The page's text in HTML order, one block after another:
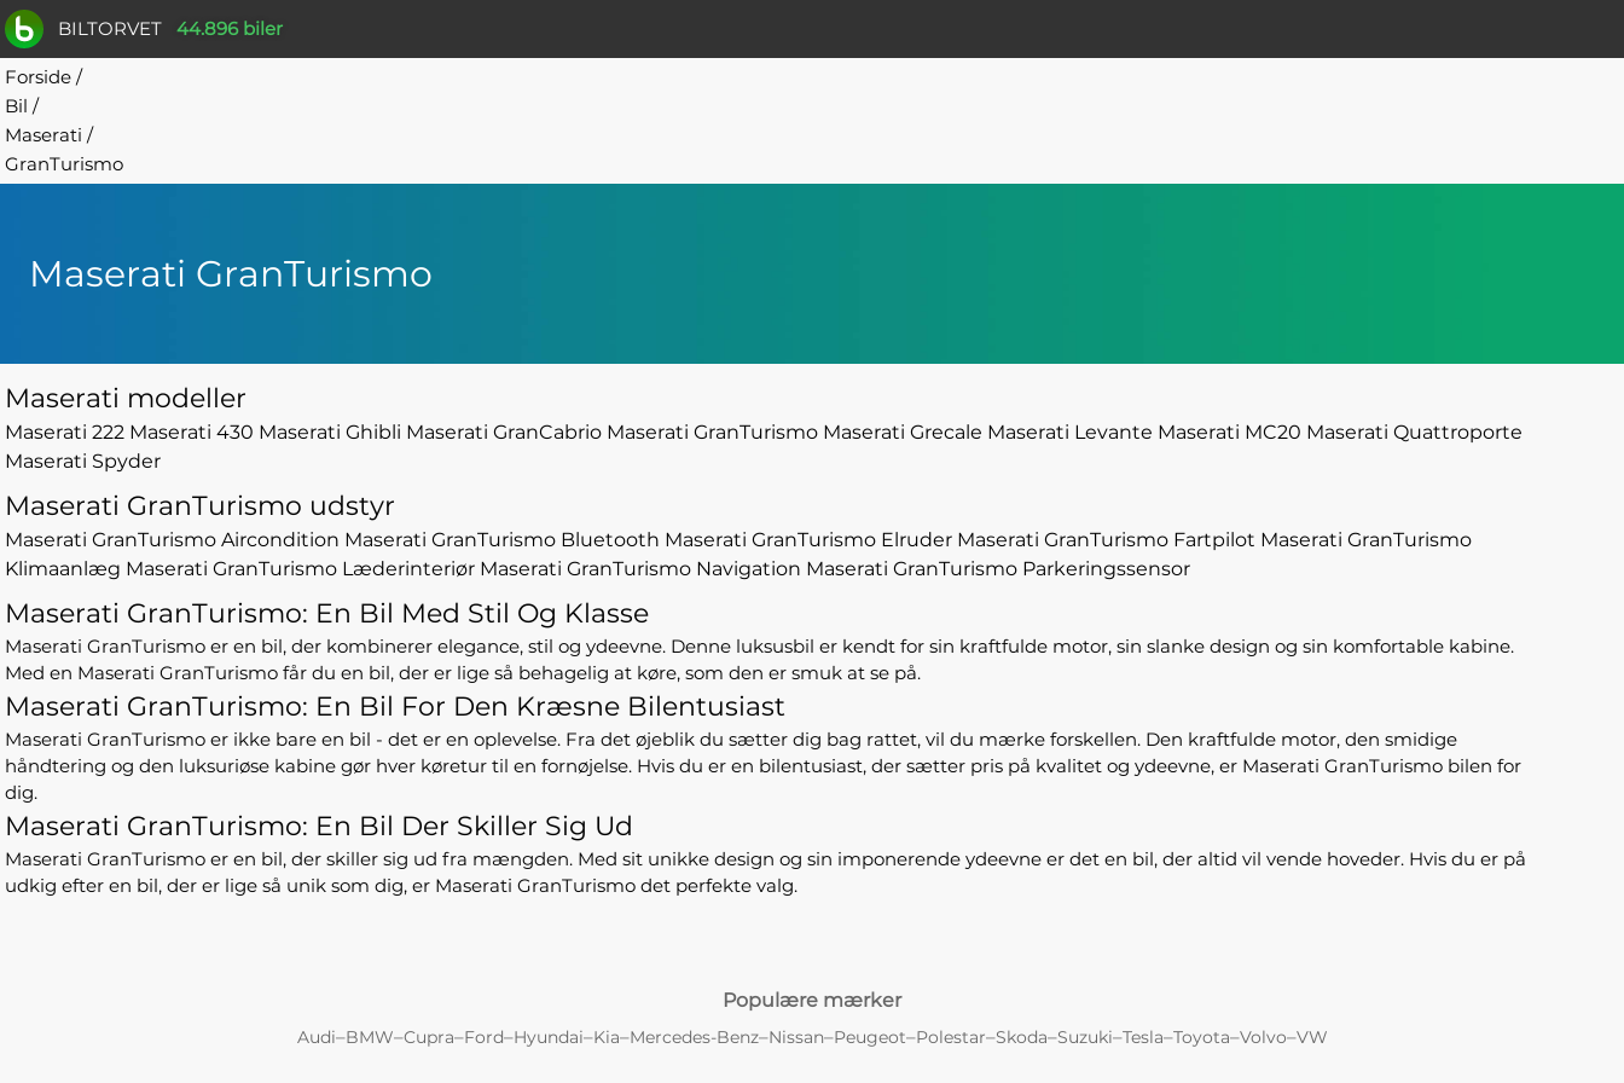
BILTORVET 44.896 biler
Forside /
Bil /
Maserati /
GranTurismo
Maserati GranTurismo
Maserati modeller
Maserati 222 Maserati 430 Maserati Ghibli Maserati GranCabrio Maserati GranTurismo Maserati Grecale Maserati Levante Maserati MC20 Maserati Quattroporte
Maserati Spyder
Maserati GranTurismo udstyr
Maserati GranTurismo Aircondition Maserati GranTurismo Bluetooth Maserati GranTurismo Elruder Maserati GranTurismo Fartpilot Maserati GranTurismo
Klimaanlæg Maserati GranTurismo Læderinteriør Maserati GranTurismo Navigation Maserati GranTurismo Parkeringssensor
Maserati GranTurismo: En Bil Med Stil Og Klasse
Maserati GranTurismo er en bil, der kombinerer elegance, stil og ydeevne. Denne luksusbil er kendt for sin kraftfulde motor, sin slanke design og sin komfortable kabine.
Med en Maserati GranTurismo får du en bil, der er lige så behagelig at køre, som den er smuk at se på.
Maserati GranTurismo: En Bil For Den Kræsne Bilentusiast
Maserati GranTurismo er ikke bare en bil - det er en oplevelse. Fra det øjeblik du sætter dig bag rattet, vil du mærke forskellen. Den kraftfulde motor, den smidige
håndtering og den luksuriøse kabine gør hver køretur til en fornøjelse. Hvis du er en bilentusiast, der sætter pris på kvalitet og ydeevne, er Maserati GranTurismo bilen for
dig.
Maserati GranTurismo: En Bil Der Skiller Sig Ud
Maserati GranTurismo er en bil, der skiller sig ud fra mængden. Med sit unikke design og sin imponerende ydeevne er det en bil, der altid vil vende hoveder. Hvis du er på
udkig efter en bil, der er lige så unik som dig, er Maserati GranTurismo det perfekte valg.
Populære mærker
Audi–BMW–Cupra–Ford–Hyundai–Kia–Mercedes-Benz–Nissan–Peugeot–Polestar–Skoda–Suzuki–Tesla–Toyota–Volvo–VW